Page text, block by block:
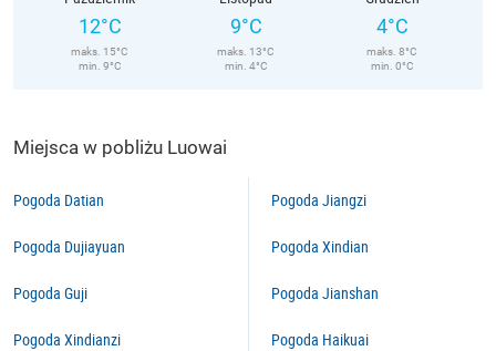
12°C
maks. 15°C
min. 9°C
9°C
maks. 13°C
min. 4°C
4°C
maks. 8°C
min. 0°C
Miejsca w pobliżu Luowai
Pogoda Datian
Pogoda Dujiayuan
Pogoda Guji
Pogoda Xindianzi
Pogoda Jiangzi
Pogoda Xindian
Pogoda Jianshan
Pogoda Haikuai